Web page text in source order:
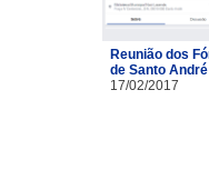
Reunião dos
de Santo
17/02/2017